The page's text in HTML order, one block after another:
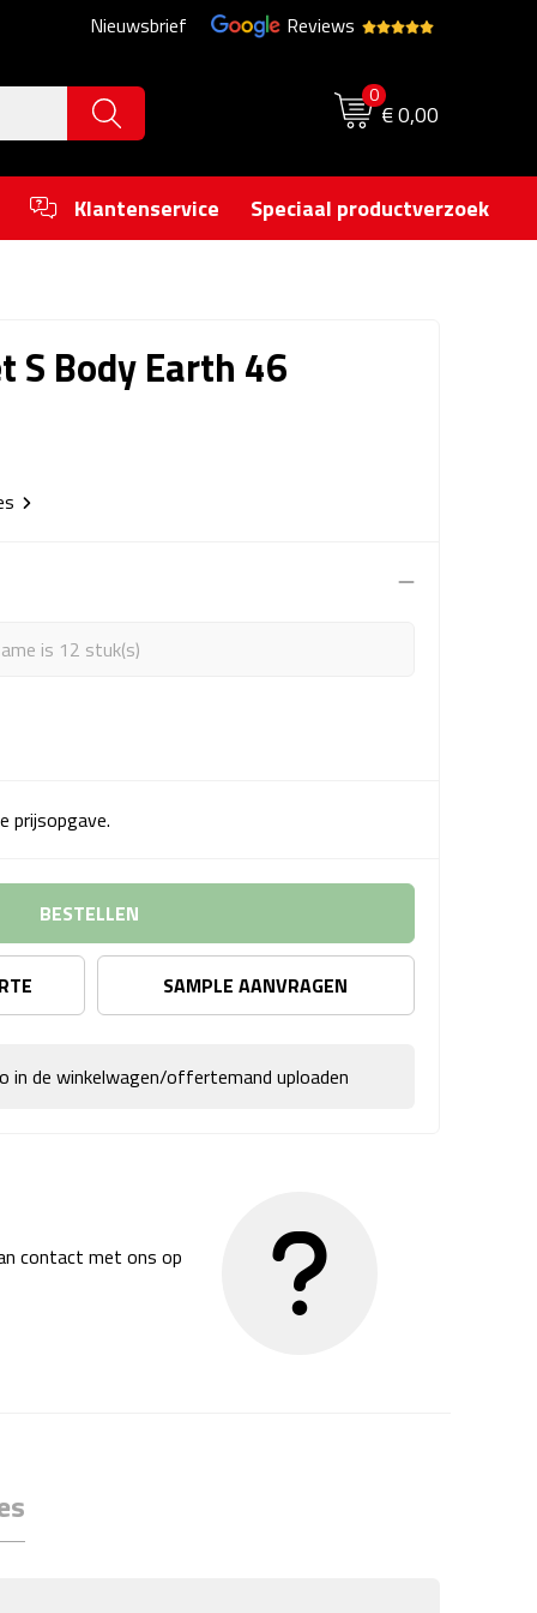
Nieuwsbrief Reviews
0
€ 0,00
Klantenservice Speciaal productverzoek
S Body Earth 46
is 12 stuk(s)
prijsopgave.
BESTELLEN
SAMPLE AANVRAGEN
in de winkelwagen/offertemand uploaden
contact met ons op